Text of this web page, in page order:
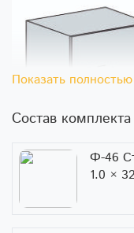
Состав комплекта
Ф-46
1.0 ×
Показать полностью